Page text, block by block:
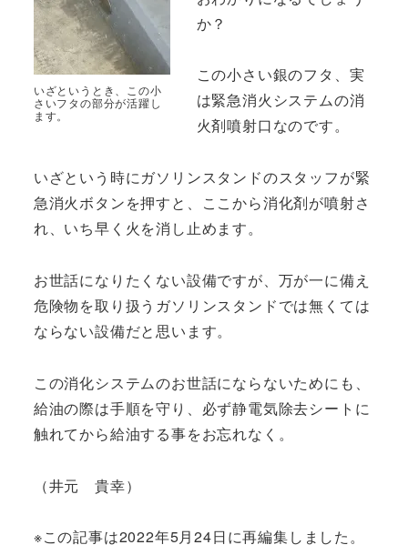
いざというとき、この小
さいフタの部分が活躍し
ます。
か？
この小さい銀のフタ、実
は緊急消火システムの消
火剤噴射口なのです。
いざという時にガソリンスタンドのスタッフが緊
急消火ボタンを押すと、ここから消化剤が噴射さ
れ、いち早く火を消し止めます。
お世話になりたくない設備ですが、万が一に備え
危険物を取り扱うガソリンスタンドでは無くては
ならない設備だと思います。
この消化システムのお世話にならないためにも、
給油の際は手順を守り、必ず静電気除去シートに
触れてから給油する事をお忘れなく。
（井元 貴幸）
※この記事は2022年5月24日に再編集しました。